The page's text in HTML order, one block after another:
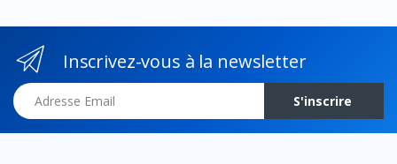
Inscrivez-vous à la newsletter
Adresse Email
S'inscrire